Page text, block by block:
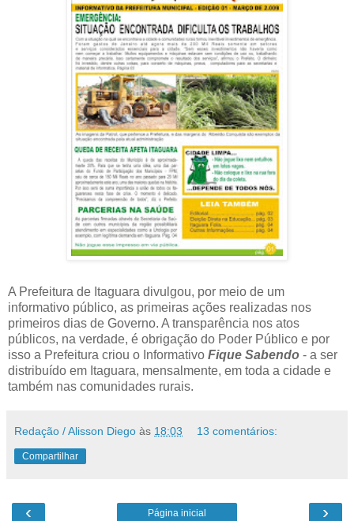
A Prefeitura de Itaguara divulgou, por meio de um
informativo público, as primeiras ações realizadas nos
primeiros dias de Governo. A transparência nos atos
públicos, na verdade, é obrigação do Poder Público e por
isso a Prefeitura criou o Informativo Fique Sabendo - a ser
distribuído em Itaguara, mensalmente, em toda a cidade e
também nas comunidades rurais.
Redação / Alisson Diego às 18:03 13 comentários:
Compartilhar
‹ ›
Página inicial